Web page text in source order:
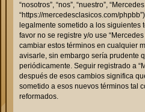
“nosotros”, “nos”, “nuestro”,
“https://mercedesclasicos.com/
legalmente sometido a los siguientes
favor no se registre y/o use
cambiar estos términos en cualquier
avisarle, sin embargo sería prudente
periódicamente. Seguir registrado a
después de esos cambios significa
sometido a esos nuevos términos tal
reformados.